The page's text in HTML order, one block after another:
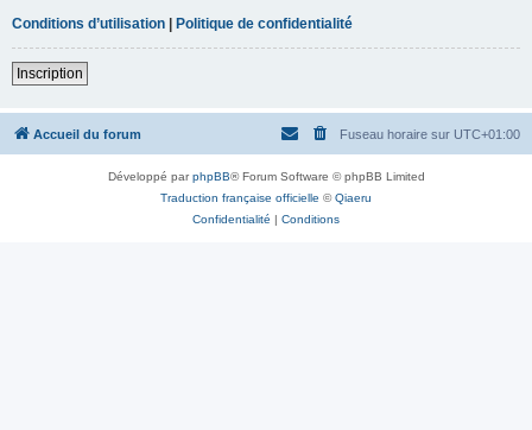
Conditions d’utilisation | Politique de confidentialité
Inscription
Accueil du forum Fuseau horaire sur UTC+01:00
Développé parphpBB® Forum Software © phpBB Limited
Traduction française officielle ©Qiaeru
Confidentialité | Conditions